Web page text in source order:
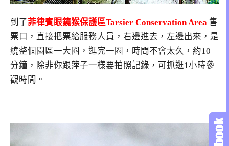
到了 菲律賓眼鏡猴保護區Tarsier Conservation Area 售
票口，直接把票給服務人員，右邊進去，左邊出來，是
繞整個園區一大圈，逛完一圈，時間不會太久，約10
分鐘，除非你跟萍子一樣要拍照記錄，可抓逛1小時參
觀時間。